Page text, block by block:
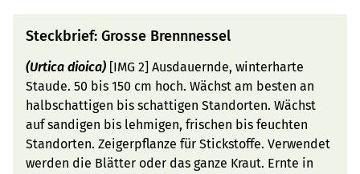
Steckbrief: Grosse Brennnessel
(Urtica dioica) [IMG 2] Ausdauernde, winterharte
Staude. 50 bis 150 cm hoch. Wächst am besten an
halbschattigen bis schattigen Standorten. Wächst
auf sandigen bis lehmigen, frischen bis feuchten
Standorten. Zeigerpflanze für Stickstoffe. Verwendet
werden die Blätter oder das ganze Kraut. Ernte in